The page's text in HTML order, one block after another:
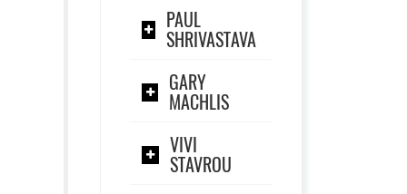
PAUL
SHRIVASTAVA
GARY
MACHLIS
VIVI
STAVROU